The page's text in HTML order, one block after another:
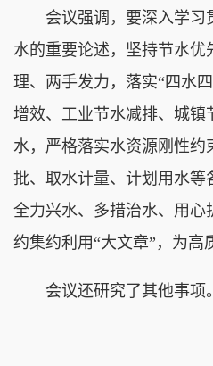
会议强调，要深入学习
水的重要论述，坚持节水优
理、两手发力，落实“四水
增效、工业节水减排、城镇
水，严格落实水资源刚性约
批、取水计量、计划用水等
全力兴水、多措治水、用心
约集约利用“大文章”，为高
会议还研究了其他事项。